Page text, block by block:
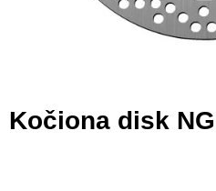
Kočiona disk